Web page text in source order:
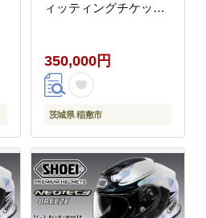
ィッティングチケット
ーリング ショウエイ
[1876]
350,000円
茨城県 稲敷市